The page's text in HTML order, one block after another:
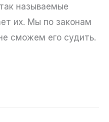
называемые
их. Мы по законам
сможем его судить.